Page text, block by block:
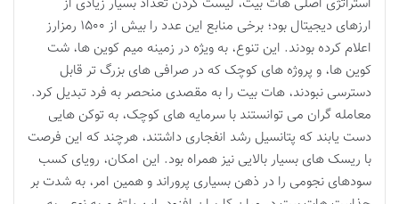
استراتژی اصلی هات بیت، لیست کردن تعداد بسیار زیادی از
ارزهای دیجیتال بود؛ برخی منابع این عدد را بیش از ۱۵۰۰ رمزارز
اعلام کرده بودند. این تنوع، به ویژه در زمینه میم کوین ها، شت
کوین ها، و پروژه های کوچک که در صرافی های بزرگ تر قابل
دسترسی نبودند، هات بیت را به مقصدی منحصر به فرد تبدیل کرد.
معامله گران می توانستند با سرمایه های کوچک، به توکن هایی
دست یابند که پتانسیل رشد انفجاری داشتند، هرچند که این فرصت
با ریسک های بسیار بالایی نیز همراه بود. این امکان، رویای کسب
سودهای نجومی را در ذهن بسیاری پروراند و همین امر، به شدت بر